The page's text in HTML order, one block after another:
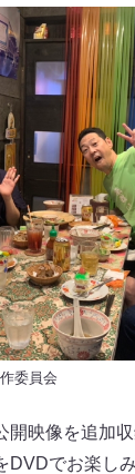
委員会
開映像を追加
DVDでお楽し